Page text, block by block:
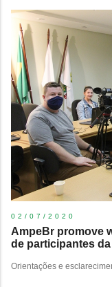
02/07/2020
AmpeBr promove
de participantes
Orientações e